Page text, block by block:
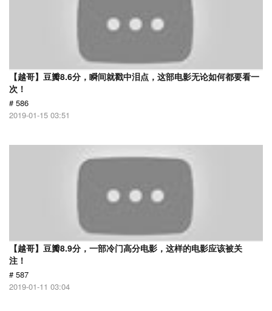
【越哥】豆瓣8.6分，瞬间就戳中泪点，这部电影无论如何都要看一
次！
# 586
2019-01-15 03:51
【越哥】豆瓣8.9分，一部冷门高分电影，这样的电影应该被关
注！
# 587
2019-01-11 03:04